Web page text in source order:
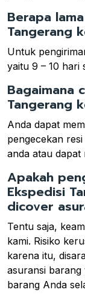
Berapa
Tangerang
Untuk
yaitu 9 – 10 hari
Bagaimana
Tangerang
Anda dapat
pengecekan
anda atau dapat
Apakah
Ekspedisi
dicover
Tentu saja,
kami. Risiko
karena itu,
asuransi barang
barang Anda